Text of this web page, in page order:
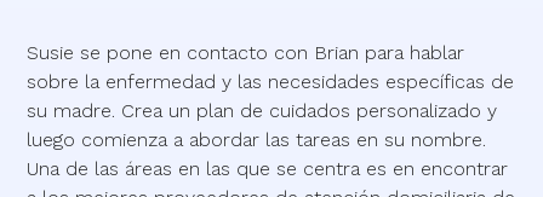
Susie se pone en contacto con Brian para hablar
sobre la enfermedad y las necesidades específicas de
su madre. Crea un plan de cuidados personalizado y
luego comienza a abordar las tareas en su nombre.
Una de las áreas en las que se centra es en encontrar